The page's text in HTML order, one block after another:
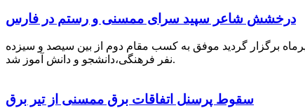
درخشش شاعر سپید سرای ممسنی و رستم در فارس
برگزار گردید موفق به کسب مقام دوم از بین سیصد و سیزده
نفر فرهنگی،دانشجو و دانش آموز شد.
سقوط پرسنل اتفاقات برق ممسنی از تیر برق